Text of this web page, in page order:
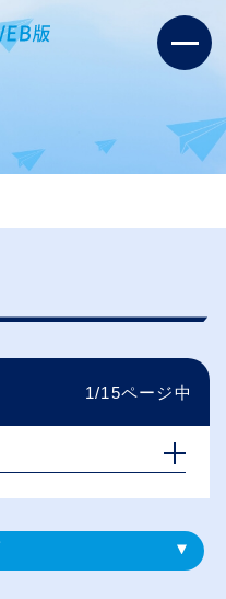
1/15ページ中